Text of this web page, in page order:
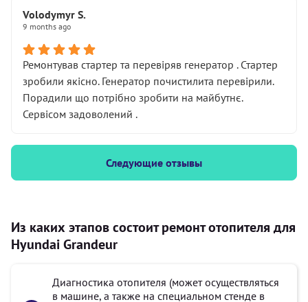
Volodymyr S.
9 months ago
Ремонтував стартер та перевіряв генератор . Стартер
зробили якісно. Генератор почистилита перевірили.
Порадили що потрібно зробити на майбутнє.
Сервісом задоволений .
Следующие отзывы
Из каких этапов состоит ремонт отопителя для
Hyundai Grandeur
Диагностика отопителя (может осуществляться
в машине, а также на специальном стенде в